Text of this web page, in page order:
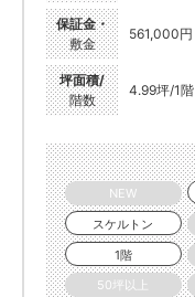
保証金・
敷金
561,000円
坪面積/
階数
4.99坪/1階
NEW
スケルトン
1階
50坪以上